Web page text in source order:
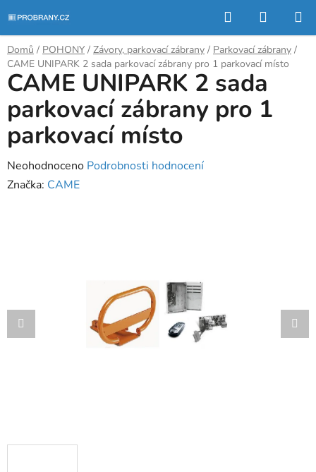
na
obsah
Hledat
KOŠÍK
Domů / POHONY / Závory, parkovací zábrany / Parkovací zábrany /
CAME UNIPARK 2 sada parkovací zábrany pro 1 parkovací místo
CAME UNIPARK 2 sada
parkovací zábrany pro 1
parkovací místo
Průměrné
hodnocení
Neohodnoceno Podrobnosti hodnocení
Značka: CAME